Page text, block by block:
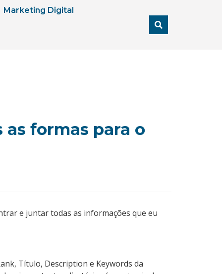
Marketing Digital
as formas para o
e juntar todas as informações que eu
Título, Description e Keywords da